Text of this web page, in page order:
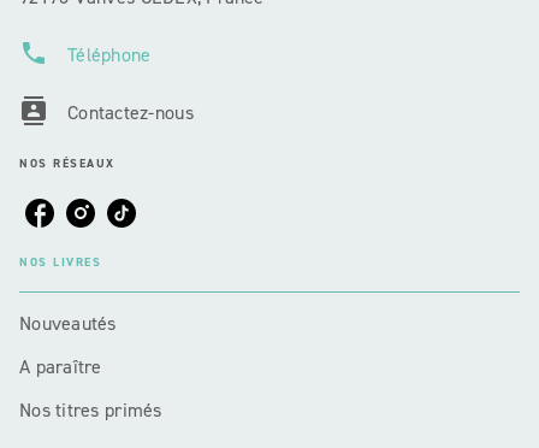
phone Téléphone
contacts Contactez-nous
NOS RÉSEAUX
NOS LIVRES
Nouveautés
A paraître
Nos titres primés